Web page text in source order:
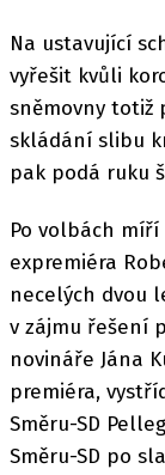
Na ustavující
vyřešit kvůli
sněmovny totiž
skládání slibu
pak podá ruku
Po volbách
expremiéra
necelých dvou
v zájmu řešení
novináře Jána
premiéra,
Směru-SD
Směru-SD po